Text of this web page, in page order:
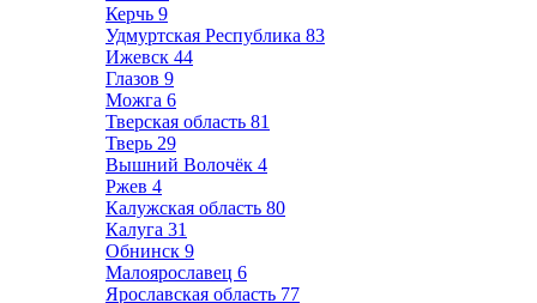
Керчь 9
Удмуртская Республика 83
Ижевск 44
Глазов 9
Можга 6
Тверская область 81
Тверь 29
Вышний Волочёк 4
Ржев 4
Калужская область 80
Калуга 31
Обнинск 9
Малоярославец 6
Ярославская область 77